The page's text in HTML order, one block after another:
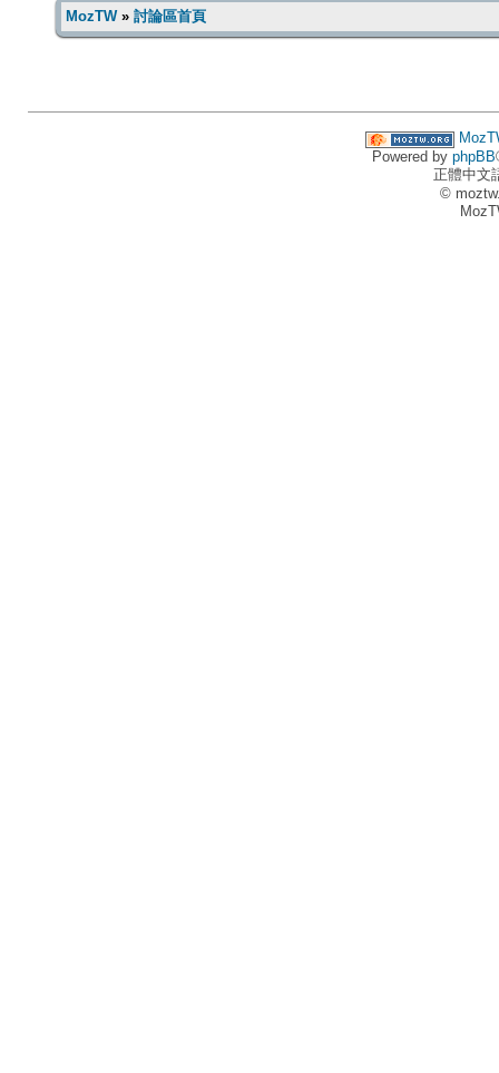
MozTW» 討論區首頁
Powered by phpBB
正體中文
©